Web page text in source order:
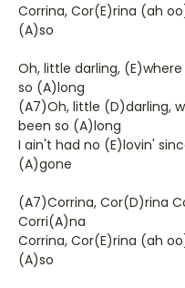
Corrina, Cor(E)rina (ah
(A)so
Oh, little darling,
so (A)long
(A7)Oh, little (D)darling,
been so (A)long
I ain't had no (E)lovin'
(A)gone
(A7)Corrina, Cor(D)rina
Corri(A)na
Corrina, Cor(E)rina (ah
(A)so